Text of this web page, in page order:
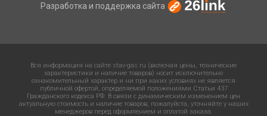
Разработка и поддержка сайта
Вся информация на сайте stav-gas.ru (включая цены, технические
характеристики и наличие товаров) носит исключительно
ознакомительный характер и ни при каких условиях не является
публичной офертой, определяемой положениями Статьи 437
Гражданского кодекса РФ. В связи с динамическим изменением цен
актуальную стоимость и наличие товаров, пожалуйста, уточняйте у наших
менеджеров перед оформлением и оплатой заказа.